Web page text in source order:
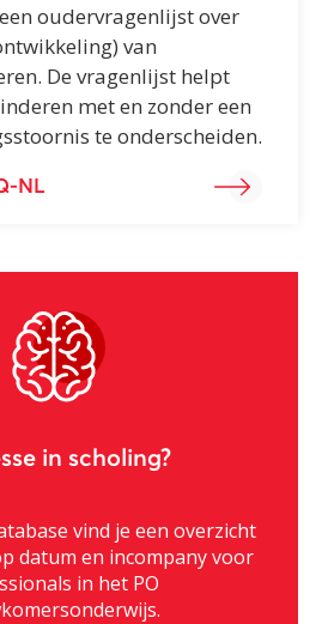
oudervragenlijst over
van
De vragenlijst helpt
met en zonder een
te onderscheiden.
NL
in scholing?
vind je een overzicht
datum en incompany voor
in het PO